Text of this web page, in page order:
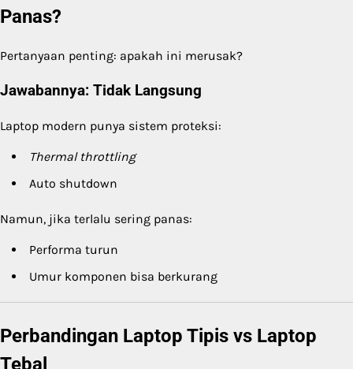
Panas?
Pertanyaan penting: apakah ini merusak?
Jawabannya: Tidak Langsung
Laptop modern punya sistem proteksi:
Thermal throttling
Auto shutdown
Namun, jika terlalu sering panas:
Performa turun
Umur komponen bisa berkurang
Perbandingan Laptop Tipis vs Laptop
Tebal